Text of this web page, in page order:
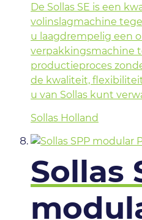
De Sollas SE is een
volinslagmachine
u laagdrempelig een
verpakkingsmachine
productieproces
de kwaliteit,
u van Sollas kunt
Sollas Holland
Sollas